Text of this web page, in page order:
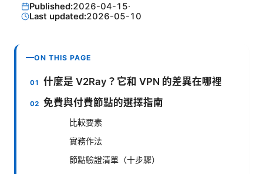
Published:2026-04-15·
Last updated:2026-05-10
ON THIS PAGE
什麼是 V2Ray？它和 VPN 的差異在哪裡
免費與付費節點的選擇指南
比較要素
實務作法
節點驗證清單（十步驟）